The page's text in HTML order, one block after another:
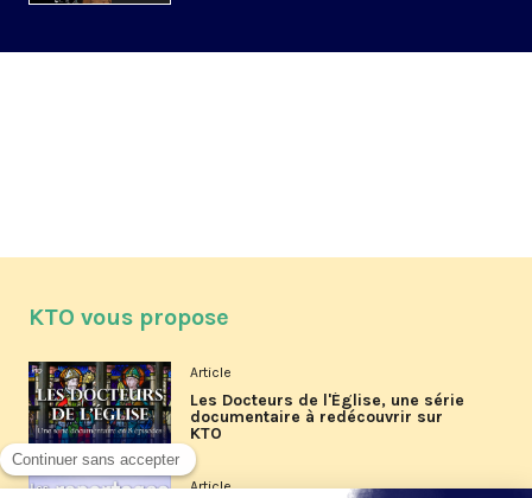
KTO vous propose
Article
Les Docteurs de l'Église, une série
documentaire à redécouvrir sur
KTO
Article